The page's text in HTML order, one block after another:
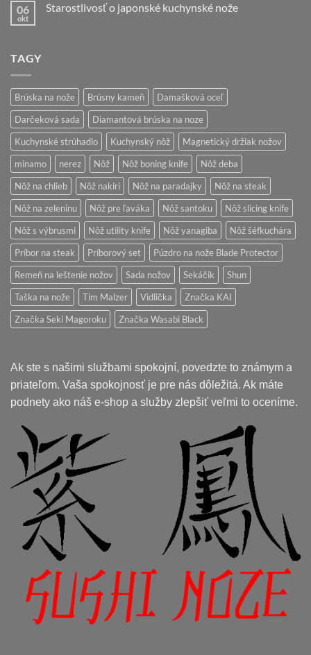
darček
Brúsenie
06
okt
Starostlivosť o japonské kuchynské nože
TAGY
Brúska na nože Brúsny kameň
Damašková oceľ
Darčeková sada
Diamantová brúska na noze
Kuchynské strúhadlo
Kuchynský nôž
Magnetický držiak nožov
minamo
nerez Nôž Nôž boning knife
Nôž deba
Nôž na chlieb
Nôž nakiri Nôž na paradajky
Nôž na steak
Nôž na zeleninu
Nôž pre ľaváka Nôž santoku
Nôž slicing knife
Nôž s výbrusmi
Nôž utility knife Nôž yanagiba
Nôž šéfkuchára
Príbor na steak
Príborový set
Púzdro na nože Blade Protector
Remeň na leštenie nožov
Sada nožov Sekáčik
Shun
Taška na nože
Tim Malzer Vidlička
Značka KAI
Značka Seki Magoroku
Značka Wasabi Black
Ak ste s našimi službami spokojní, povedzte to známym a
priateľom. Vaša spokojnosť je pre nás dôležitá. Ak máte
podnety ako náš e-shop a služby zlepšiť veľmi to oceníme.